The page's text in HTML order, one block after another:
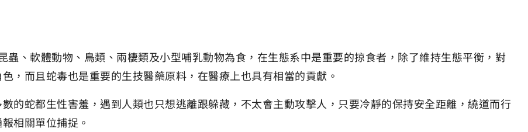
蟲、軟體動物、鳥類、兩棲類及小型哺乳動物為食，在生態系中是重要的掠食者，除了維持生態平衡，對
，而且蛇毒也是重要的生技醫藥原料，在醫療上也具有相當的貢獻。
的蛇都生性害羞，遇到人類也只想逃離跟躲藏，不太會主動攻擊人，只要冷靜的保持安全距離，繞道而行
相關單位捕捉。